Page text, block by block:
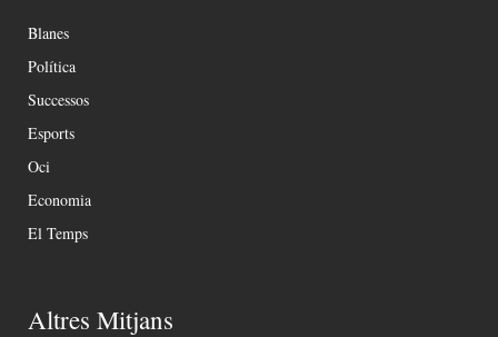
Blanes
Política
Successos
Esports
Oci
Economia
El Temps
Altres Mitjans